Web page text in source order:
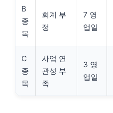
B
종
목
회계 부
정
7 영
업일
C
종
목
사업 연
관성 부
족
3 영
업일